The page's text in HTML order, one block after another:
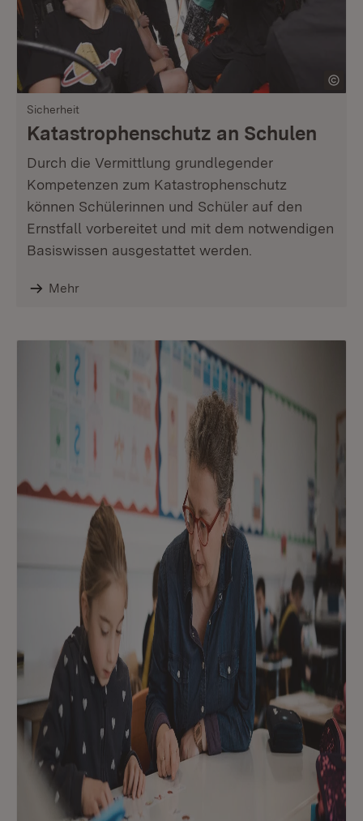
Sicherheit
Katastrophenschutz an Schulen
Durch die Vermittlung grundlegender
Kompetenzen zum Katastrophenschutz
können Schülerinnen und Schüler auf den
Ernstfall vorbereitet und mit dem notwendigen
Basiswissen ausgestattet werden.
Mehr